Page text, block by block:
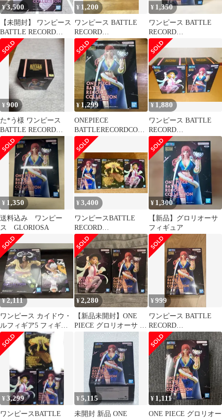
¥3,500
【未開封】 ワンピース
BATTLE RECORD
COLLECTION
¥ 1,200
ワンピース BATTLE
RECORD
COLLECTION-
GLORIOSA-
¥ 1,350
ワンピース BATTLE
RECORD
COLLECTION-
GLORIOSA-
¥900
た*う様 ワンピース
BATTLE RECORD
COLLECTION グロリ
オ
¥ 1,299
ONEPIECE
BATTLERECORDCOLL
ECTION GLORIOSA
¥ 1,880
ワンピース BATTLE
RECORD
COLLECTION 2種
¥ 1,350
送料込み ワンピー
ス GLORIOSA
¥3,400
ワンピースBATTLE
RECORD
COLLECTION 3体セッ
ト
¥ 1,300
【新品】グロリオーサ
フィギュア
¥2,111
ワンピース カイドウ・
ルフィギア5 フィギュ
ア
¥2,280
【新品未開封】ONE
PIECE グロリオーサ ス
テューシー プライズフ
ィギュア
¥999
ワンピース BATTLE
RECORD
COLLECTION
GLORIOSA
¥3,299
ワンピースBATTLE
¥5,115
未開封 新品 ONE
¥ 1,111
ONE PIECE グロリオー